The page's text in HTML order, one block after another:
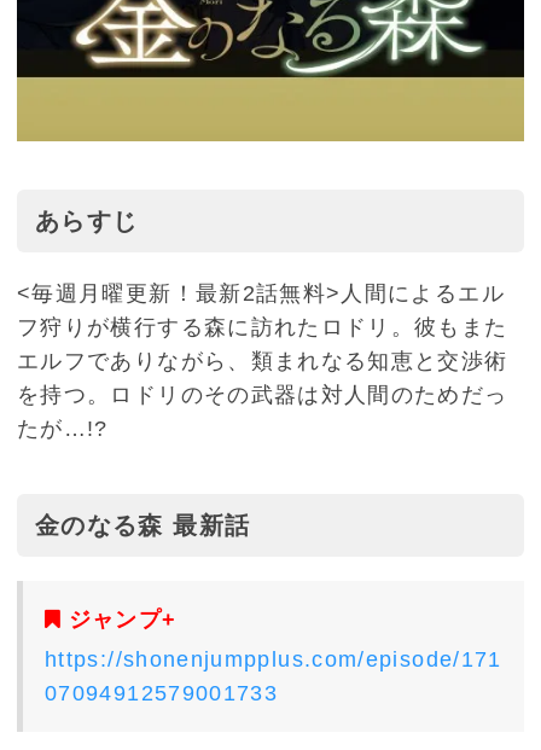
あらすじ
<毎週月曜更新！最新2話無料>人間によるエル
フ狩りが横行する森に訪れたロドリ。彼もまた
エルフでありながら、類まれなる知恵と交渉術
を持つ。ロドリのその武器は対人間のためだっ
たが…!?
金のなる森 最新話
ジャンプ+
https://shonenjumpplus.com/episode/171
07094912579001733